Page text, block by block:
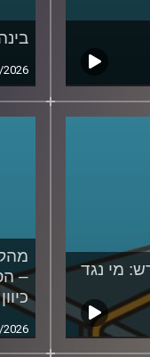
מי נגד
–
כיוון